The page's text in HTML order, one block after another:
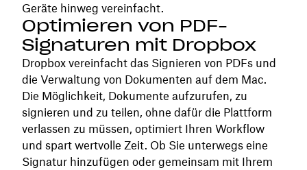
Geräte hinweg vereinfacht.
Optimieren von PDF-
Signaturen mit Dropbox
Dropbox vereinfacht das Signieren von PDFs und
die Verwaltung von Dokumenten auf dem Mac.
Die Möglichkeit, Dokumente aufzurufen, zu
signieren und zu teilen, ohne dafür die Plattform
verlassen zu müssen, optimiert Ihren Workflow
und spart wertvolle Zeit. Ob Sie unterwegs eine
Signatur hinzufügen oder gemeinsam mit Ihrem